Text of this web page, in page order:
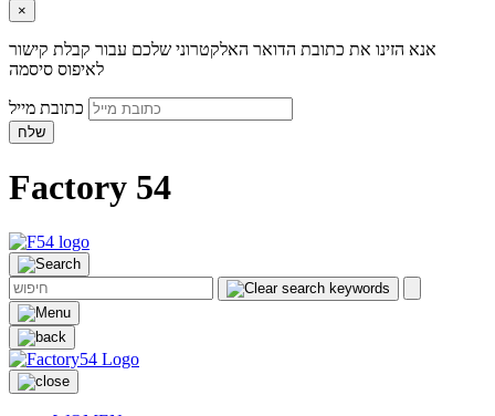
×
אנא הזינו את כתובת הדואר האלקטרוני שלכם עבור קבלת קישור
לאיפוס סיסמה
שלח
Factory 54